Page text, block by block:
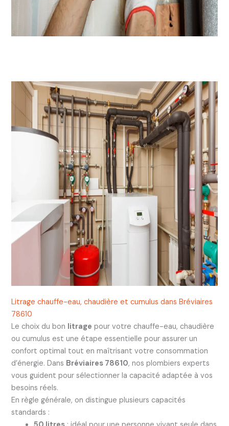
Litrage chauffe-eau, chaudière et cumulus dans Bréviaires
78610
Le choix du bon litrage pour votre chauffe-eau, chaudière
ou cumulus est une étape essentielle pour assurer un
confort optimal tout en maîtrisant votre consommation
d’énergie. Dans Bréviaires 78610, nos plombiers experts
vous guident pour sélectionner la capacité adaptée à vos
besoins réels.
En règle générale, on distingue plusieurs capacités
standards :